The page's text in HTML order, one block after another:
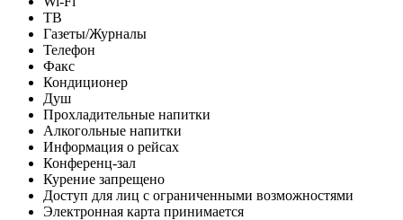
ТВ
Газеты/Журналы
Телефон
Факс
Кондиционер
Душ
Прохладительные напитки
Алкогольные напитки
Информация о рейсах
Конференц-зал
Курение запрещено
Доступ для лиц с ограниченными возможностями
Электронная карта принимается